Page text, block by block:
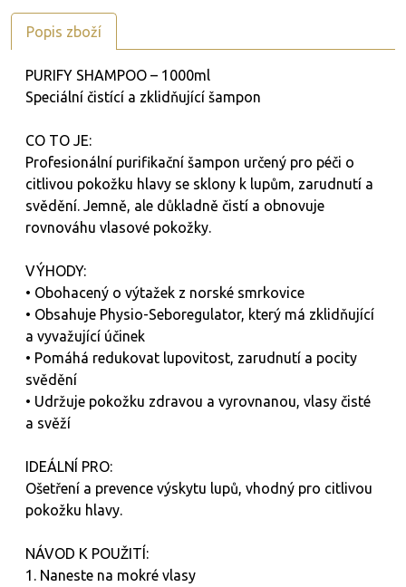
Popis zboží
PURIFY SHAMPOO – 1000ml
Speciální čistící a zklidňující šampon
CO TO JE:
Profesionální purifikační šampon určený pro péči o
citlivou pokožku hlavy se sklony k lupům, zarudnutí a
svědění. Jemně, ale důkladně čistí a obnovuje
rovnováhu vlasové pokožky.
VÝHODY:
• Obohacený o výtažek z norské smrkovice
• Obsahuje Physio-Seboregulator, který má zklidňující
a vyvažující účinek
• Pomáhá redukovat lupovitost, zarudnutí a pocity
svědění
• Udržuje pokožku zdravou a vyrovnanou, vlasy čisté
a svěží
IDEÁLNÍ PRO:
Ošetření a prevence výskytu lupů, vhodný pro citlivou
pokožku hlavy.
NÁVOD K POUŽITÍ:
1. Naneste na mokré vlasy